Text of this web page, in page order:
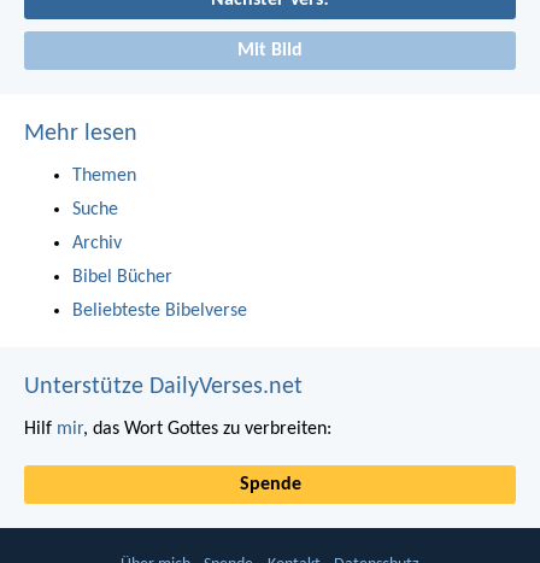
Mit Bild
Mehr lesen
Themen
Suche
Archiv
Bibel Bücher
Beliebteste Bibelverse
Unterstütze DailyVerses.net
Hilf mir, das Wort Gottes zu verbreiten:
Spende